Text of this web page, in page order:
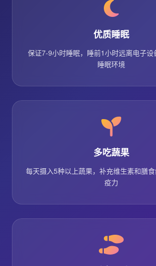
优质睡眠
保证7-9小时睡眠，睡前1小时远离电子设
睡眠环境
多吃蔬果
每天摄入5种以上蔬果，补充维生素和膳
疫力